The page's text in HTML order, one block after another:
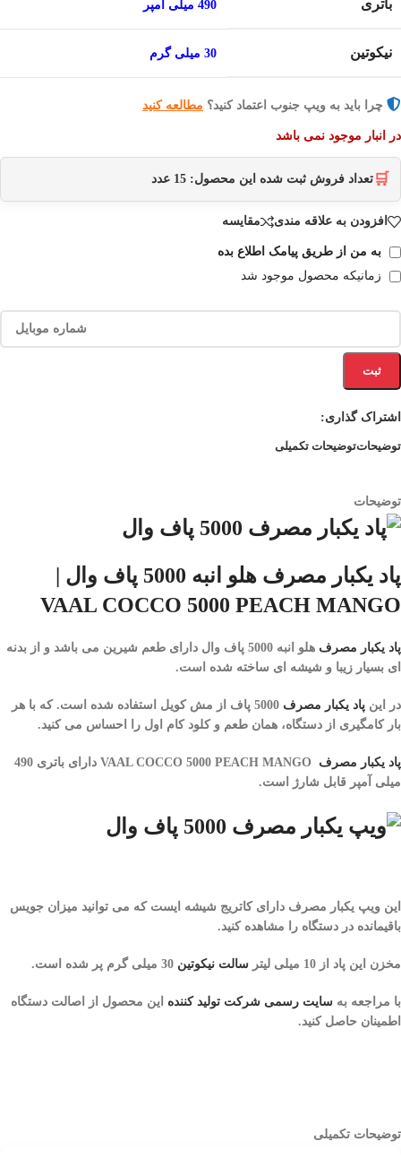
باتری 490 میلی آمپر
نیکوتین 30 میلی گرم
چرا باید به ویپ جنوب اعتماد کنید؟ مطالعه کنید
در انبار موجود نمی باشد
🛒 تعداد فروش ثبت شده این محصول: 15 عدد
افزودن به علاقه مندی مقایسه
به من از طریق پیامک اطلاع بده
زمانیکه محصول موجود شد
ثبت
اشتراک گذاری:
توضیحاتتوضیحات تکمیلی
توضیحات
پاد یکبار مصرف هلو انبه 5000 پاف وال |
VAAL COCCO 5000 PEACH MANGO
پاد یکبار مصرف هلو انبه 5000 پاف وال
دارای طعم شیرین می باشد و از بدنه
ای بسیار زیبا و شیشه ای ساخته شده است.
در این پاد یکبار مصرف
از مش کویل استفاده شده است. که با هر
بار کامگیری از دستگاه، همان طعم و کلود کام اول را احساس می کنید.
پاد یکبار مصرف
VAAL COCCO 5000 PEACH MANGO دارای باتری 490
میلی آمپر قابل شارژ است.
این ویپ یکبار مصرف دارای کاتریج شیشه ایست که می توانید میزان جویس
باقیمانده در دستگاه را مشاهده کنید.
مخزن این پاد از 10 میلی لیتر سالت نیکوتین
با مراجعه به سایت رسمی شرکت تولید کننده این محصول از اصالت دستگاه
اطمینان حاصل کنید.
توضیحات تکمیلی